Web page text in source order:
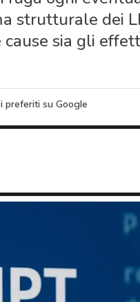
strutturale dei
sia gli
preferiti su Google